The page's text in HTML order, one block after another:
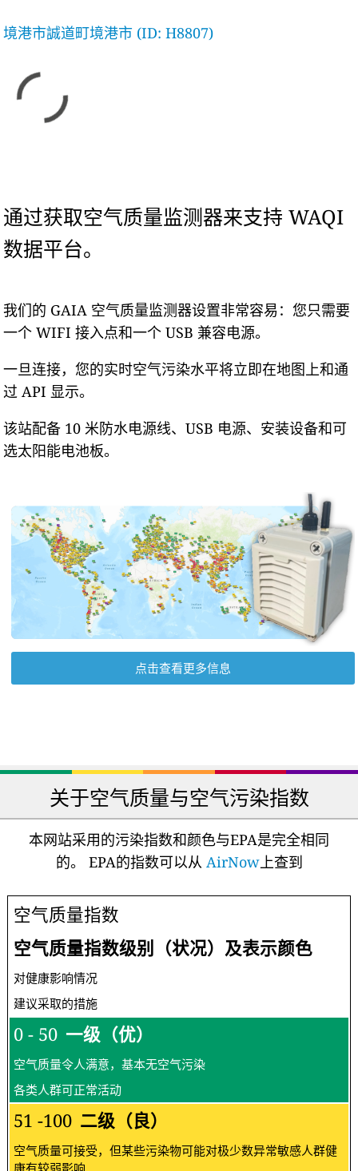
境港市誠道町境港市 (ID: H8807)
通过获取空气质量监测器来支持 WAQI
数据平台。
我们的 GAIA 空气质量监测器设置非常容易：您只需要
一个 WIFI 接入点和一个 USB 兼容电源。
一旦连接，您的实时空气污染水平将立即在地图上和通
过 API 显示。
该站配备 10 米防水电源线、USB 电源、安装设备和可
选太阳能电池板。
点击查看更多信息
关于空气质量与空气污染指数
本网站采用的污染指数和颜色与EPA是完全相同
的。 EPA的指数可以从 AirNow上查到
空气质量指数
空气质量指数级别（状况）及表示颜色
对健康影响情况
建议采取的措施
0 - 50 一级（优）
空气质量令人满意，基本无空气污染
各类人群可正常活动
51 -100 二级（良）
空气质量可接受，但某些污染物可能对极少数异常敏感人群健
康有较弱影响